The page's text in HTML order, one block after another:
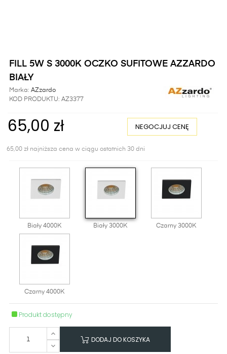
FILL 5W S 3000K OCZKO SUFITOWE AZZARDO
BIAŁY
Marka: AZzardo
KOD PRODUKTU: AZ3377
65,00 zł NEGOCJUJ CENĘ
65,00 zł najniższa cena w ciągu ostatnich 30 dni
Biały 4000K Biały 3000K Czarny 3000K
Czarny 4000K
Produkt dostępny
DODAJ DO KOSZYKA